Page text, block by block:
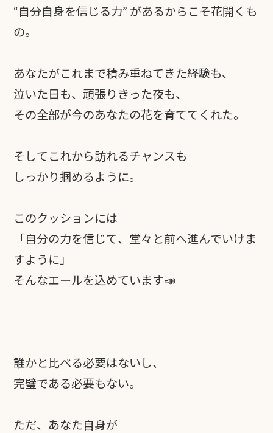
“自分自身を信じる力” があるからこそ花開くも
の。
あなたがこれまで積み重ねてきた経験も、
泣いた日も、頑張りきった夜も、
その全部が今のあなたの花を育ててくれた。
そしてこれから訪れるチャンスも
しっかり掴めるように。
このクッションには
「自分の力を信じて、堂々と前へ進んでいけま
すように」
そんなエールを込めています📣
誰かと比べる必要はないし、
完璧である必要もない。
ただ、あなた自身が